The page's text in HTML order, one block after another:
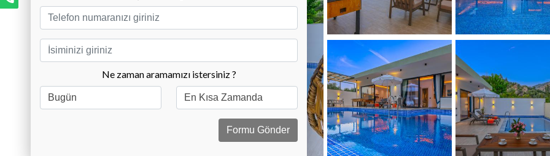
Ne zaman aramamızı istersiniz ?
Formu Gönder